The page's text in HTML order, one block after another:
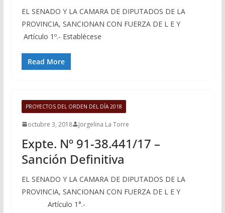
EL SENADO Y LA CAMARA DE DIPUTADOS DE LA
PROVINCIA, SANCIONAN CON FUERZA DE L E Y
Artículo 1º.- Establécese
Read More
PROYECTOS DEL ORDEN DEL DÍA 2018
octubre 3, 2018 Jorgelina La Torre
Expte. Nº 91-38.441/17 –
Sanción Definitiva
EL SENADO Y LA CAMARA DE DIPUTADOS DE LA
PROVINCIA, SANCIONAN CON FUERZA DE L E Y
Artículo 1°.-